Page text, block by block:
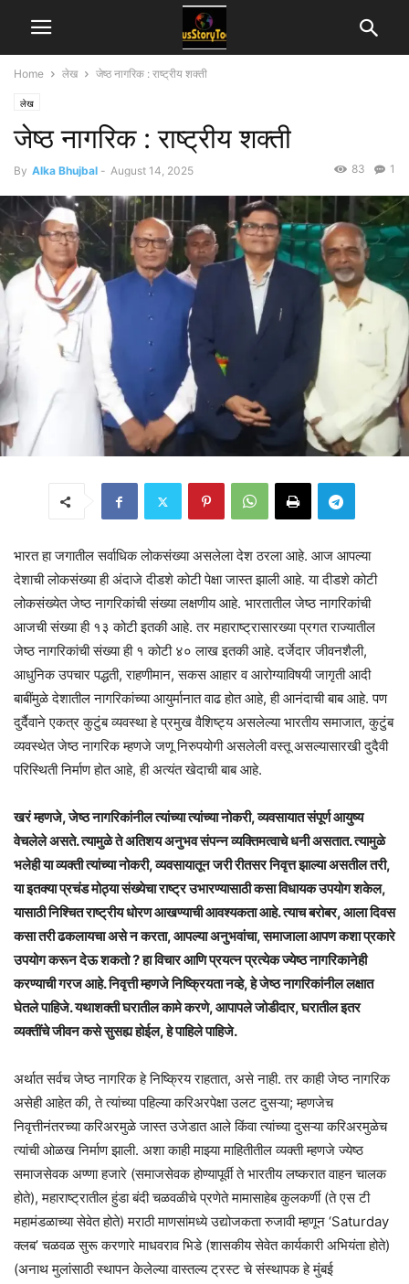
Home लेख जेष्ठ नागरिक : राष्ट्रीय शक्ती
लेख
जेष्ठ नागरिक : राष्ट्रीय शक्ती
By Alka Bhujbal - August 14, 2025 1
83
भारत हा जगातील सर्वाधिक लोकसंख्या असलेला देश ठरला आहे. आज आपल्या
देशाची लोकसंख्या ही अंदाजे दीडशे कोटी पेक्षा जास्त झाली आहे. या दीडशे कोटी
लोकसंख्येत जेष्ठ नागरिकांची संख्या लक्षणीय आहे. भारतातील जेष्ठ नागरिकांची
आजची संख्या ही १३ कोटी इतकी आहे. तर महाराष्ट्रासारख्या प्रगत राज्यातील
जेष्ठ नागरिकांची संख्या ही १ कोटी ४० लाख इतकी आहे. दर्जेदार जीवनशैली,
आधुनिक उपचार पद्धती, राहणीमान, सकस आहार व आरोग्याविषयी जागृती आदी
बाबींमुळे देशातील नागरिकांच्या आयुर्मानात वाढ होत आहे, ही आनंदाची बाब आहे. पण
दुर्दैवाने एकत्र कुटुंब व्यवस्था हे प्रमुख वैशिष्ट्य असलेल्या भारतीय समाजात, कुटुंब
व्यवस्थेत जेष्ठ नागरिक म्हणजे जणू निरुपयोगी असलेली वस्तू असल्यासारखी दुदैवी
परिस्थिती निर्माण होत आहे, ही अत्यंत खेदाची बाब आहे.
खरं म्हणजे, जेष्ठ नागरिकांनील त्यांच्या त्यांच्या नोकरी, व्यवसायात संपूर्ण आयुष्य
वेचलेले असते. त्यामुळे ते अतिशय अनुभव संपन्न व्यक्तिमत्वाचे धनी असतात. त्यामुळे
भलेही या व्यक्ती त्यांच्या नोकरी, व्यवसायातून जरी रीतसर निवृत्त झाल्या असतील तरी,
या इतक्या प्रचंड मोठ्या संख्येचा राष्ट्र उभारण्यासाठी कसा विधायक उपयोग शकेल,
यासाठी निश्चित राष्ट्रीय धोरण आखण्याची आवश्यकता आहे. त्याच बरोबर, आला दिवस
कसा तरी ढकलायचा असे न करता, आपल्या अनुभवांचा, समाजाला आपण कशा प्रकारे
उपयोग करून देऊ शकतो ? हा विचार आणि प्रयत्न प्रत्येक ज्येष्ठ नागरिकानेही
करण्याची गरज आहे. निवृत्ती म्हणजे निष्क्रियता नव्हे, हे जेष्ठ नागरिकांनील लक्षात
घेतले पाहिजे. यथाशक्ती घरातील कामे करणे, आपापले जोडीदार, घरातील इतर
व्यक्तींचे जीवन कसे सुसह्य होईल, हे पाहिले पाहिजे.
अर्थात सर्वच जेष्ठ नागरिक हे निष्क्रिय राहतात, असे नाही. तर काही जेष्ठ नागरिक
असेही आहेत की, ते त्यांच्या पहिल्या करिअरपेक्षा उलट दुसऱ्या; म्हणजेच
निवृत्तीनंतरच्या करिअरमुळे जास्त उजेडात आले किंवा त्यांच्या दुसऱ्या करिअरमुळेच
त्यांची ओळख निर्माण झाली. अशा काही माझ्या माहितीतील व्यक्ती म्हणजे ज्येष्ठ
समाजसेवक अण्णा हजारे (समाजसेवक होण्यापूर्वी ते भारतीय लष्करात वाहन चालक
होते), महाराष्ट्रातील हुंडा बंदी चळवळीचे प्रणेते मामासाहेब कुलकर्णी (ते एस टी
महामंडळाच्या सेवेत होते) मराठी माणसांमध्ये उद्योजकता रुजावी म्हणून ‘Saturday
क्लब’ चळवळ सुरू करणारे माधवराव भिडे (शासकीय सेवेत कार्यकारी अभियंता होते)
(अनाथ मुलांसाठी स्थापन केलेल्या वास्तल्य ट्रस्ट चे संस्थापक हे मुंबई